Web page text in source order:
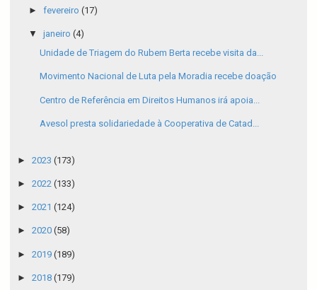
► fevereiro (17)
▼ janeiro (4)
Unidade de Triagem do Rubem Berta recebe visita da...
Movimento Nacional de Luta pela Moradia recebe doação
Centro de Referência em Direitos Humanos irá apoia...
Avesol presta solidariedade à Cooperativa de Catad...
► 2023 (173)
► 2022 (133)
► 2021 (124)
► 2020 (58)
► 2019 (189)
► 2018 (179)